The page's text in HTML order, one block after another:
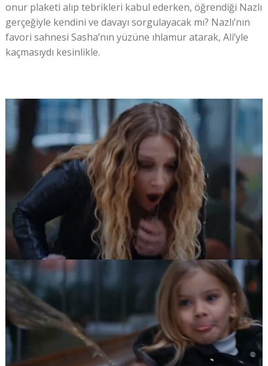
onur plaketi alıp tebrikleri kabul ederken, öğrendiği Nazlı
gerçeğiyle kendini ve davayı sorgulayacak mı? Nazlı’nın
favori sahnesi Sasha’nın yüzüne ıhlamur atarak, Ali’yle
kaçmasıydı kesinlikle.